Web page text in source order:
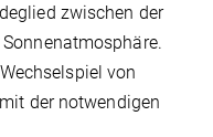
zwischen der
von
der notwendigen